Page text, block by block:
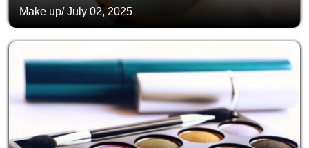
Make up/July 02, 2025